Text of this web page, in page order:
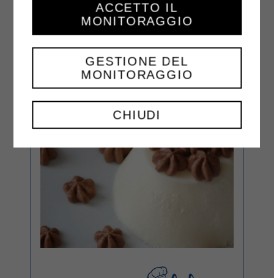
CHIUDI
GESTIONE DEL
MONITORAGGIO
ACCETTO IL
MONITORAGGIO